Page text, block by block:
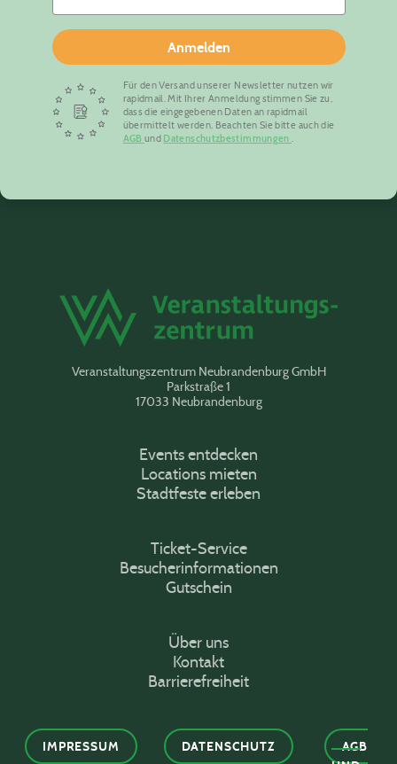
Anmelden
Für den Versand unserer Newsletter nutzen wir
rapidmail. Mit Ihrer Anmeldung stimmen Sie zu,
dass die eingegebenen Daten an rapidmail
übermittelt werden. Beachten Sie bitte auch die
AGB und Datenschutzbestimmungen
Veranstaltungszentrum Neubrandenburg GmbH
Parkstraße 1
17033 Neubrandenburg
Events entdecken
Locations mieten
Stadtfeste erleben
Ticket-Service
Besucherinformationen
Gutschein
Über uns
Kontakt
Barrierefreiheit
IMPRESSUM DATENSCHUTZ
AGB